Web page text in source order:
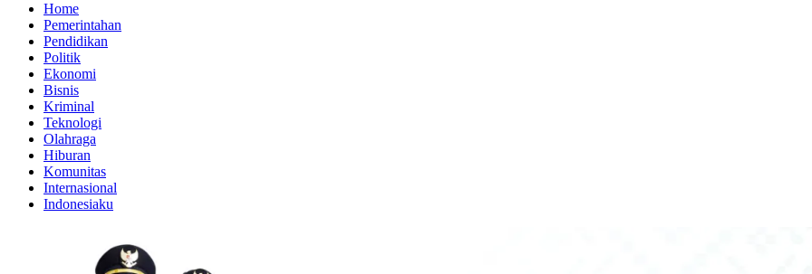
Home
Pemerintahan
Pendidikan
Politik
Ekonomi
Bisnis
Kriminal
Teknologi
Olahraga
Hiburan
Komunitas
Internasional
Indonesiaku